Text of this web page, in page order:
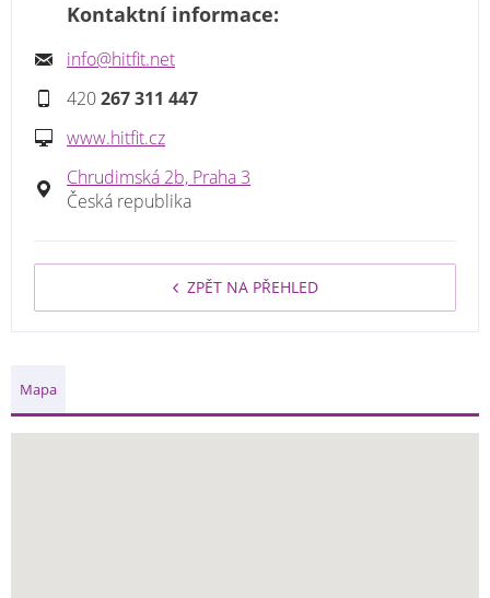
Kontaktní informace:
info@hitfit.net
420267 311 447
www.hitfit.cz
Chrudimská 2b, Praha 3
Česká republika
ZPĚT NA PŘEHLED
Mapa